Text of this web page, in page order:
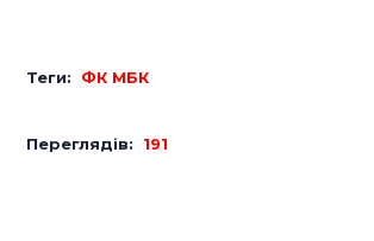
Теги: ФК МБК
Переглядів: 191